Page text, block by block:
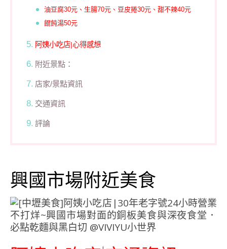
油豆腐30元、生腸70元、豆皮捲30元、甜不辣40元
餛飩湯50元
阿姨小吃店|心得感想
附近景點：
店家/景點資訊
交通資訊
評論
興國市場附近美食